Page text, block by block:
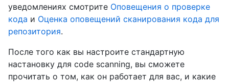
уведомлениях смотрите Оповещения о проверке
кода и Оценка оповещений сканирования кода для
репозитория.
После того как вы настроите стандартную
настановку для code scanning, вы сможете
прочитать о том, как он работает для вас, и какие